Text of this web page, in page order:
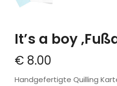
It’s a boy
€ 8.00
Handgefertigte Quilling